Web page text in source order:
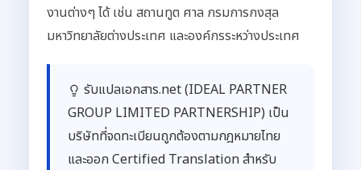
งานต่างๆ ได้ เช่น สถานทูต ศาล กรมการกงสุล
มหาวิทยาลัยต่างประเทศ และองค์กรระหว่างประเทศ
รับแปลเอกสาร.net (IDEAL PARTNER
GROUP LIMITED PARTNERSHIP) เป็น
บริษัทที่จดทะเบียนถูกต้องตามกฎหมายไทย
และออก Certified Translation สำหรับ